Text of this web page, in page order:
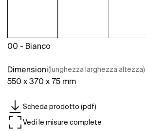
00 - Bianco
Dimensioni(lunghezza larghezza altezza)
550 x 370 x 75 mm
Scheda prodotto (pdf)
Vedi le misure complete